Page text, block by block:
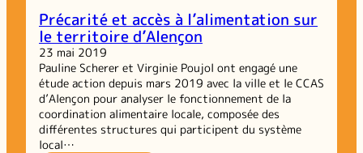
de
la
alimentaire,
dernière
lettre
d’info
Précarité et accès à l’alimentation sur
le territoire d’Alençon
23 mai 2019
Pauline Scherer et Virginie Poujol ont engagé une
étude action depuis mars 2019 avec la ville et le CCAS
d’Alençon pour analyser le fonctionnement de la
coordination alimentaire locale, composée des
différentes structures qui participent du système
local…